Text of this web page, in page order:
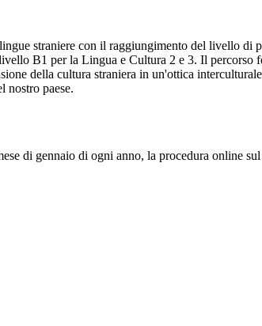
straniere con il raggiungimento del livello
B1 per la Lingua e Cultura 2 e 3. Il percorso
della cultura straniera in un'ottica
nostro paese.
di gennaio di ogni anno, la procedura online